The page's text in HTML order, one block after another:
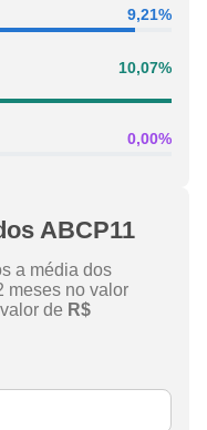
9,21%
10,07%
0,00%
ABCP11
a média dos
meses no valor
de R$